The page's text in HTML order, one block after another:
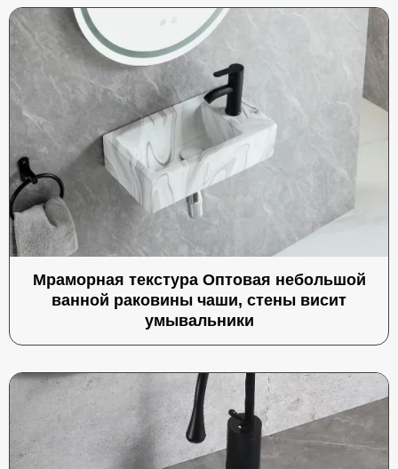
Мраморная текстура Оптовая небольшой
ванной раковины чаши, стены висит
умывальники